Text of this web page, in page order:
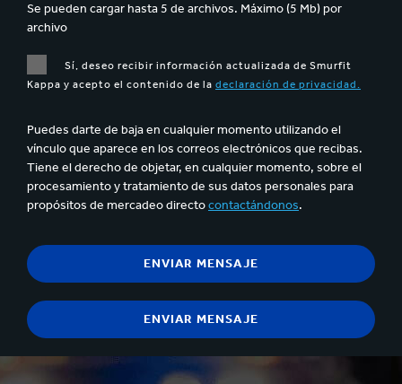
Se pueden cargar hasta 5 de archivos. Máximo (5 Mb) por
archivo
Sí, deseo recibir información actualizada de Smurfit
Kappa y acepto el contenido de la declaración de privacidad.
Puedes darte de baja en cualquier momento utilizando el
vínculo que aparece en los correos electrónicos que recibas.
Tiene el derecho de objetar, en cualquier momento, sobre el
procesamiento y tratamiento de sus datos personales para
propósitos de mercadeo directocontactándonos.